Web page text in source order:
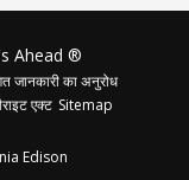
Ahead ®
जानकारी का अनुरोध
एक्ट Sitemap
Edison